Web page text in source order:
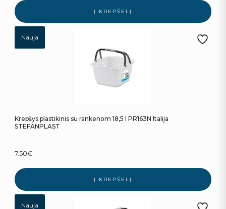
Į KREPŠELĮ
Nauja
Krepšys plastikinis su rankenom 18,5 l PR163N Italija
STEFANPLAST
7.50€
Į KREPŠELĮ
Nauja